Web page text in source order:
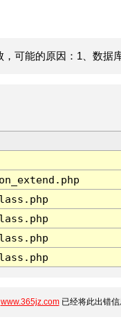
可能的原因：1、数据
www.365jz.com已经将此出错信